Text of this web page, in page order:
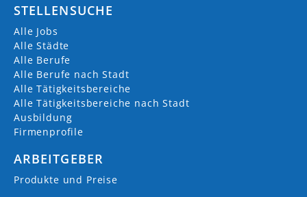
STELLENSUCHE
Alle Jobs
Alle Städte
Alle Berufe
Alle Berufe nach Stadt
Alle Tätigkeitsbereiche
Alle Tätigkeitsbereiche nach Stadt
Ausbildung
Firmenprofile
ARBEITGEBER
Produkte und Preise